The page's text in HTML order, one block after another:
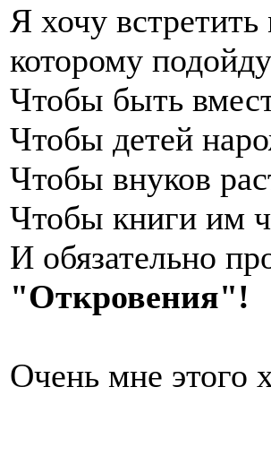
Я хочу
которому
Чтобы быть
Чтобы детей
Чтобы внуков
Чтобы книги им
И обязательно
"Откровения"!
Очень мне этого